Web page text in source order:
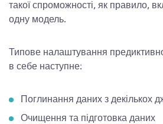
такої спроможності, як правило,
одну модель.
Типове налаштування
в себе наступне:
Поглинання даних з декількох
Очищення та підготовка даних